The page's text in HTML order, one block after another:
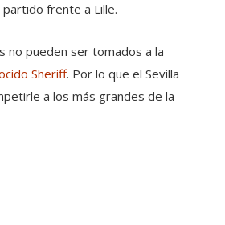
frente a Lille.
no pueden ser tomados a la
Sheriff. Por lo que el Sevilla
a los más grandes de la